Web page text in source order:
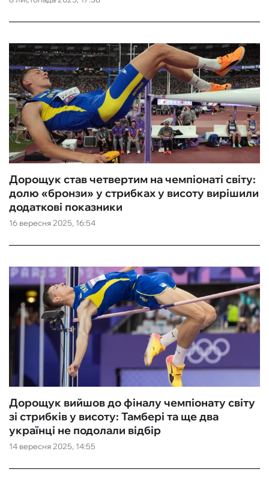
16 вересня 2025, 16:54
Дорощук став четвертим на чемпіонаті світу:
долю «бронзи» у стрибках у висоту вирішили
додаткові показники
14 вересня 2025, 14:55
Дорощук вийшов до фіналу чемпіонату світу
зі стрибків у висоту: Тамбері та ще два
українці не подолали відбір